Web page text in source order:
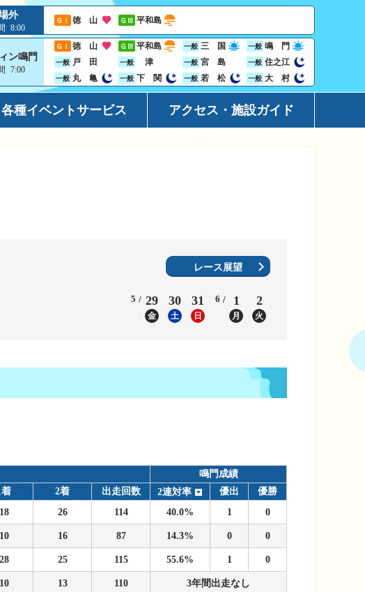
外
8:00
ＧⅠ 徳 山 ＧⅢ 平和島
ン鳴門
7:00
ＧⅠ 徳 山 ＧⅢ 平和島 一般 三 国 一般 鳴 門
一般 戸 田 一般 津 一般 宮 島 一般 住之江
一般 丸 亀 一般 下 関 一般 若 松 一般 大 村
各種イベントサービス アクセス・施設ガイド
5 29
金
30
土
31
日
6 1
月
2
火
レース展望
鳴門成績
着 2着 出走回数 2連対率 優出
優勝
18 26 114 40.0% 1 0
10 16 87 14.3% 0 0
28 25 115 55.6% 1 0
10 13 110 3年間出走なし